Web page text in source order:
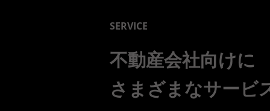
SERVICE
不動産会社向けに
さまざまなサービ